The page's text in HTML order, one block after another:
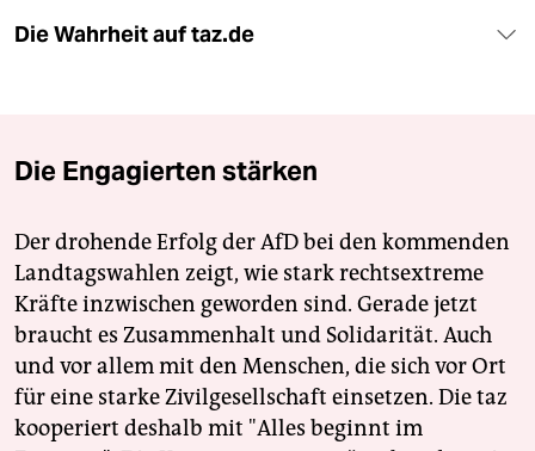
Die Wahrheit auf taz.de
Die Engagierten stärken
Der drohende Erfolg der AfD bei den kommenden
Landtagswahlen zeigt, wie stark rechtsextreme
Kräfte inzwischen geworden sind. Gerade jetzt
braucht es Zusammenhalt und Solidarität. Auch
und vor allem mit den Menschen, die sich vor Ort
für eine starke Zivilgesellschaft einsetzen. Die taz
kooperiert deshalb mit "Alles beginnt im